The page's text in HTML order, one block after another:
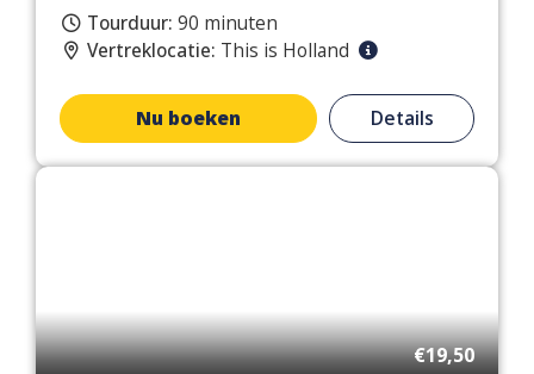
Tourduur: 90 minuten
Vertreklocatie: This is Holland
Nu boeken Details
€19,50